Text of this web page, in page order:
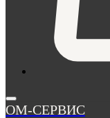
ОМ-СЕРВИС